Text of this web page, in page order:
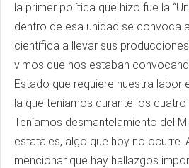
la primer política que hizo fue la
dentro de esa unidad se convoca
científica a llevar sus
vimos que nos estaban
Estado que requiere nuestra labor
la que teníamos durante los
Teníamos desmantelamiento del
estatales, algo que hoy no ocurre.
mencionar que hay hallazgos